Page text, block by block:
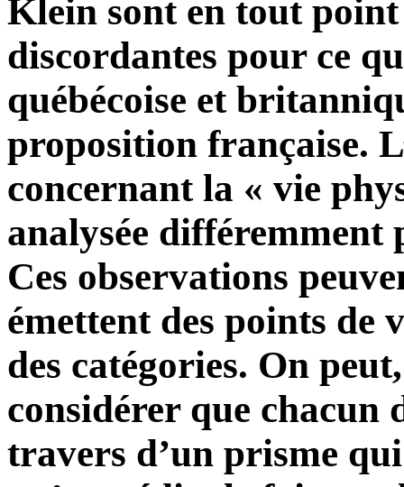
Klein sont en tout
discordantes pour ce
québécoise et
proposition française.
concernant la « vie
analysée
Ces observations
émettent des points de
des catégories. On
considérer que chacun
travers d’un prisme